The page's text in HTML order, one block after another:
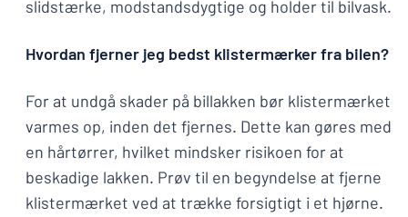
slidstærke, modstandsdygtige og holder til bilvask.
Hvordan fjerner jeg bedst klistermærker fra bilen?
For at undgå skader på billakken bør klistermærket
varmes op, inden det fjernes. Dette kan gøres med
en hårtørrer, hvilket mindsker risikoen for at
beskadige lakken. Prøv til en begyndelse at fjerne
klistermærket ved at trække forsigtigt i et hjørne.